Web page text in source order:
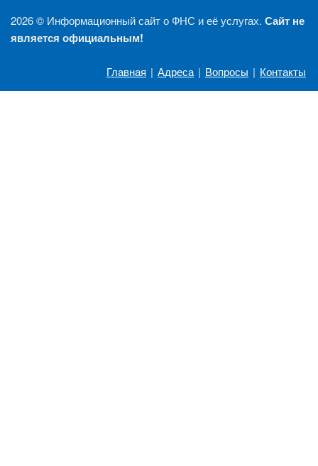
2026 © Информационный сайт о ФНС и её услугах. Сайт не
является официальным!
Главная | Адреса | Вопросы | Контакты